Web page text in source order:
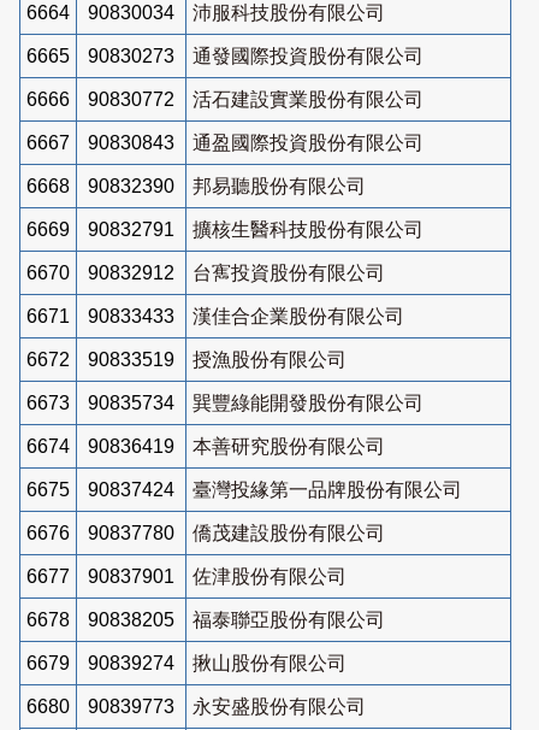
6664 90830034 沛服科技股份有限公司
6665 90830273 通發國際投資股份有限公司
6666 90830772 活石建設實業股份有限公司
6667 90830843 通盈國際投資股份有限公司
6668 90832390 邦易聽股份有限公司
6669 90832791 擴核生醫科技股份有限公司
6670 90832912 台寯投資股份有限公司
6671 90833433 漢佳合企業股份有限公司
6672 90833519 授漁股份有限公司
6673 90835734 巽豐綠能開發股份有限公司
6674 90836419 本善研究股份有限公司
6675 90837424 臺灣投緣第一品牌股份有限公司
6676 90837780 僑茂建設股份有限公司
6677 90837901 佐津股份有限公司
6678 90838205 福泰聯亞股份有限公司
6679 90839274 揪山股份有限公司
6680 90839773 永安盛股份有限公司